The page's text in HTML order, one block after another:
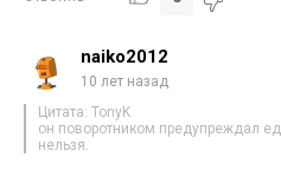
naiko2012
10 лет назад
Цитата: TonyK
он поворотником предупреждал
нельзя.